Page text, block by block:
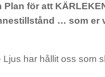
för att
… som er
har hållit oss som